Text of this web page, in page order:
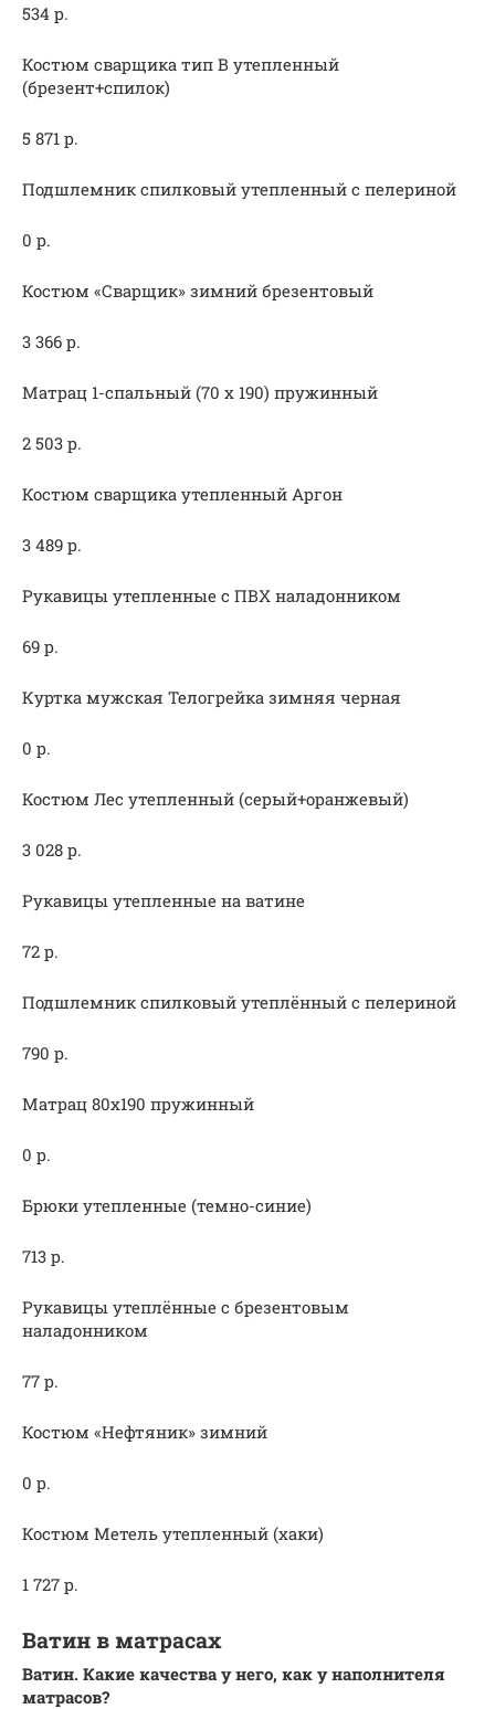
534 р.
Костюм сварщика тип В утепленный
(брезент+спилок)
5 871 р.
Подшлемник спилковый утепленный с пелериной
0 р.
Костюм «Сварщик» зимний брезентовый
3 366 р.
Матрац 1-спальный (70 х 190) пружинный
2 503 р.
Костюм сварщика утепленный Аргон
3 489 р.
Рукавицы утепленные с ПВХ наладонником
69 р.
Куртка мужская Телогрейка зимняя черная
0 р.
Костюм Лес утепленный (серый+оранжевый)
3 028 р.
Рукавицы утепленные на ватине
72 р.
Подшлемник спилковый утеплённый с пелериной
790 р.
Матрац 80х190 пружинный
0 р.
Брюки утепленные (темно-синие)
713 р.
Рукавицы утеплённые с брезентовым
наладонником
77 р.
Костюм «Нефтяник» зимний
0 р.
Костюм Метель утепленный (хаки)
1 727 р.
Ватин в матрасах
Ватин. Какие качества у него, как у наполнителя
матрасов?